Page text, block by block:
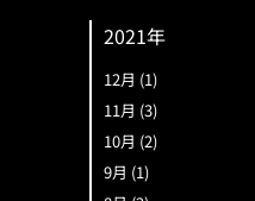
2021年
12月 (1)
11月 (3)
10月 (2)
9月 (1)